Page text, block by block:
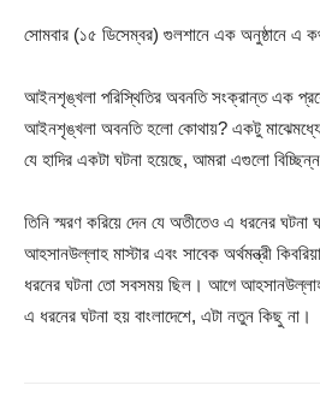
সোমবার (১৫ ডিসেম্বর) গুলশানে এক অনুষ্ঠানে এ
আইনশৃঙ্খলা পরিস্থিতির অবনতি সংক্রান্ত এক
আইনশৃঙ্খলা অবনতি হলো কোথায়? একটু
যে হাদির একটা ঘটনা হয়েছে, আমরা এগুলো
তিনি স্মরণ করিয়ে দেন যে অতীতেও এ ধরনের ঘটনা
আহসানউল্লাহ মাস্টার এবং সাবেক অর্থমন্ত্রী
ধরনের ঘটনা তো সবসময় ছিল। আগে আহসানউল্লাহ
এ ধরনের ঘটনা হয় বাংলাদেশে, এটা নতুন কিছু না।